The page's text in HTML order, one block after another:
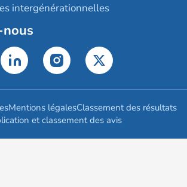
intergénérationnelles
Mentions légalesClassement des résultats
et classement des avis